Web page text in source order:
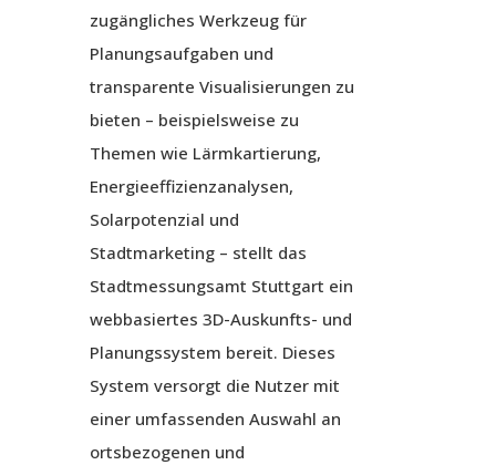
zugängliches Werkzeug für
Planungsaufgaben und
transparente Visualisierungen zu
bieten – beispielsweise zu
Themen wie Lärmkartierung,
Energieeffizienzanalysen,
Solarpotenzial und
Stadtmarketing – stellt das
Stadtmessungsamt Stuttgart ein
webbasiertes 3D-Auskunfts- und
Planungssystem bereit. Dieses
System versorgt die Nutzer mit
einer umfassenden Auswahl an
ortsbezogenen und